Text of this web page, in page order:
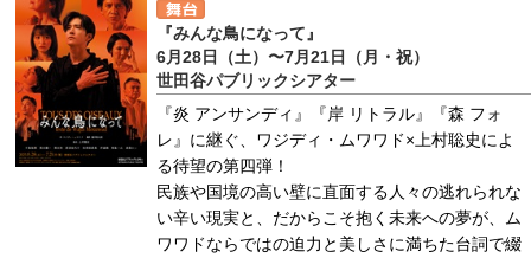
『みんな鳥になって』
6月28日（土）〜7月21日（月・祝）
世田谷パブリックシアター
『炎 アンサンディ』『岸 リトラル』『森 フォ
レ』に継ぐ、ワジディ・ムワワド×上村聡史によ
る待望の第四弾！
民族や国境の高い壁に直面する人々の逃れられな
い辛い現実と、だからこそ抱く未来への夢が、ム
ワワドならではの迫力と美しさに満ちた台詞で綴